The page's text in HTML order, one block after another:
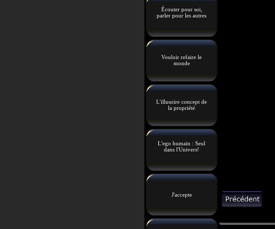
Écouter pour soi,
parler pour les autres
Vouloir refaire le
monde
L'illusoire concept de
la propriété
L'ego humain : Seul
dans l'Univers!
J'accepte